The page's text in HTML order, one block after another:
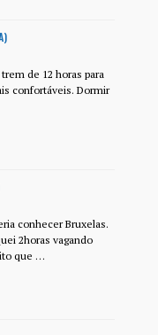
de 12 horas para
confortáveis. Dormir
conhecer Bruxelas.
2horas vagando
que …